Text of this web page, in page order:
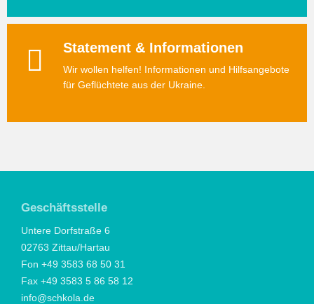
Statement & Informationen
Wir wollen helfen! Informationen und Hilfsangebote
für Geflüchtete aus der Ukraine.
Geschäftsstelle
Untere Dorfstraße 6
02763 Zittau/Hartau
Fon +49 3583 68 50 31
Fax +49 3583 5 86 58 12
info@schkola.de